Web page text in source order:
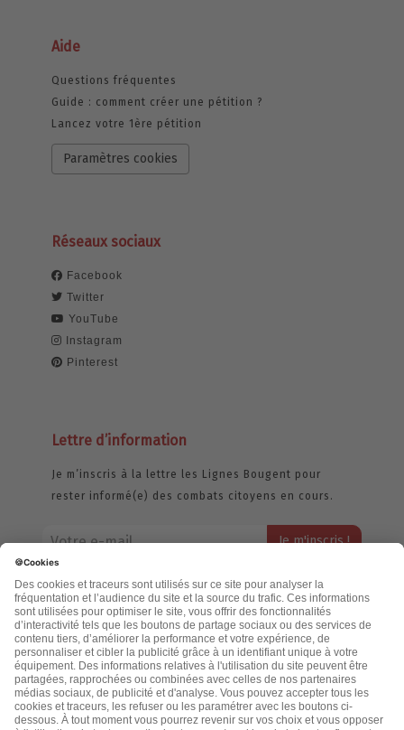
Aide
Questions fréquentes
Guide : comment créer une pétition ?
Lancez votre 1ère pétition
Paramètres cookies
Réseaux sociaux
Facebook
Twitter
YouTube
Instagram
Pinterest
Lettre d’information
Je m’inscris à la lettre les Lignes Bougent pour
rester informé(e) des combats citoyens en cours.
jamais échangée. Pour consulter notre politique de confidentialité,
cliquez ici.
Accueil
Politique de confidentialité
Cookies